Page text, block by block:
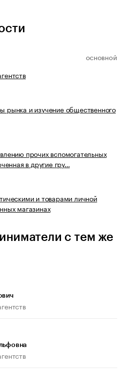
ОСНОВНОЙ
рынка и изучение общественного
прочих вспомогательных
в другие гру…
и товарами личной
магазинах
с тем же